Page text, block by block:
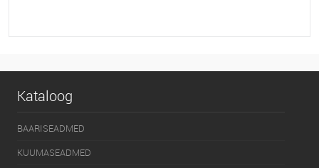
Kataloog
BAARISEADMED
KUUMASEADMED